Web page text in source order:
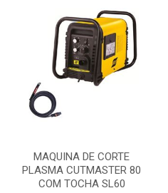
MAQUINA DE CORTE
PLASMA CUTMASTER 80
COM TOCHA SL60